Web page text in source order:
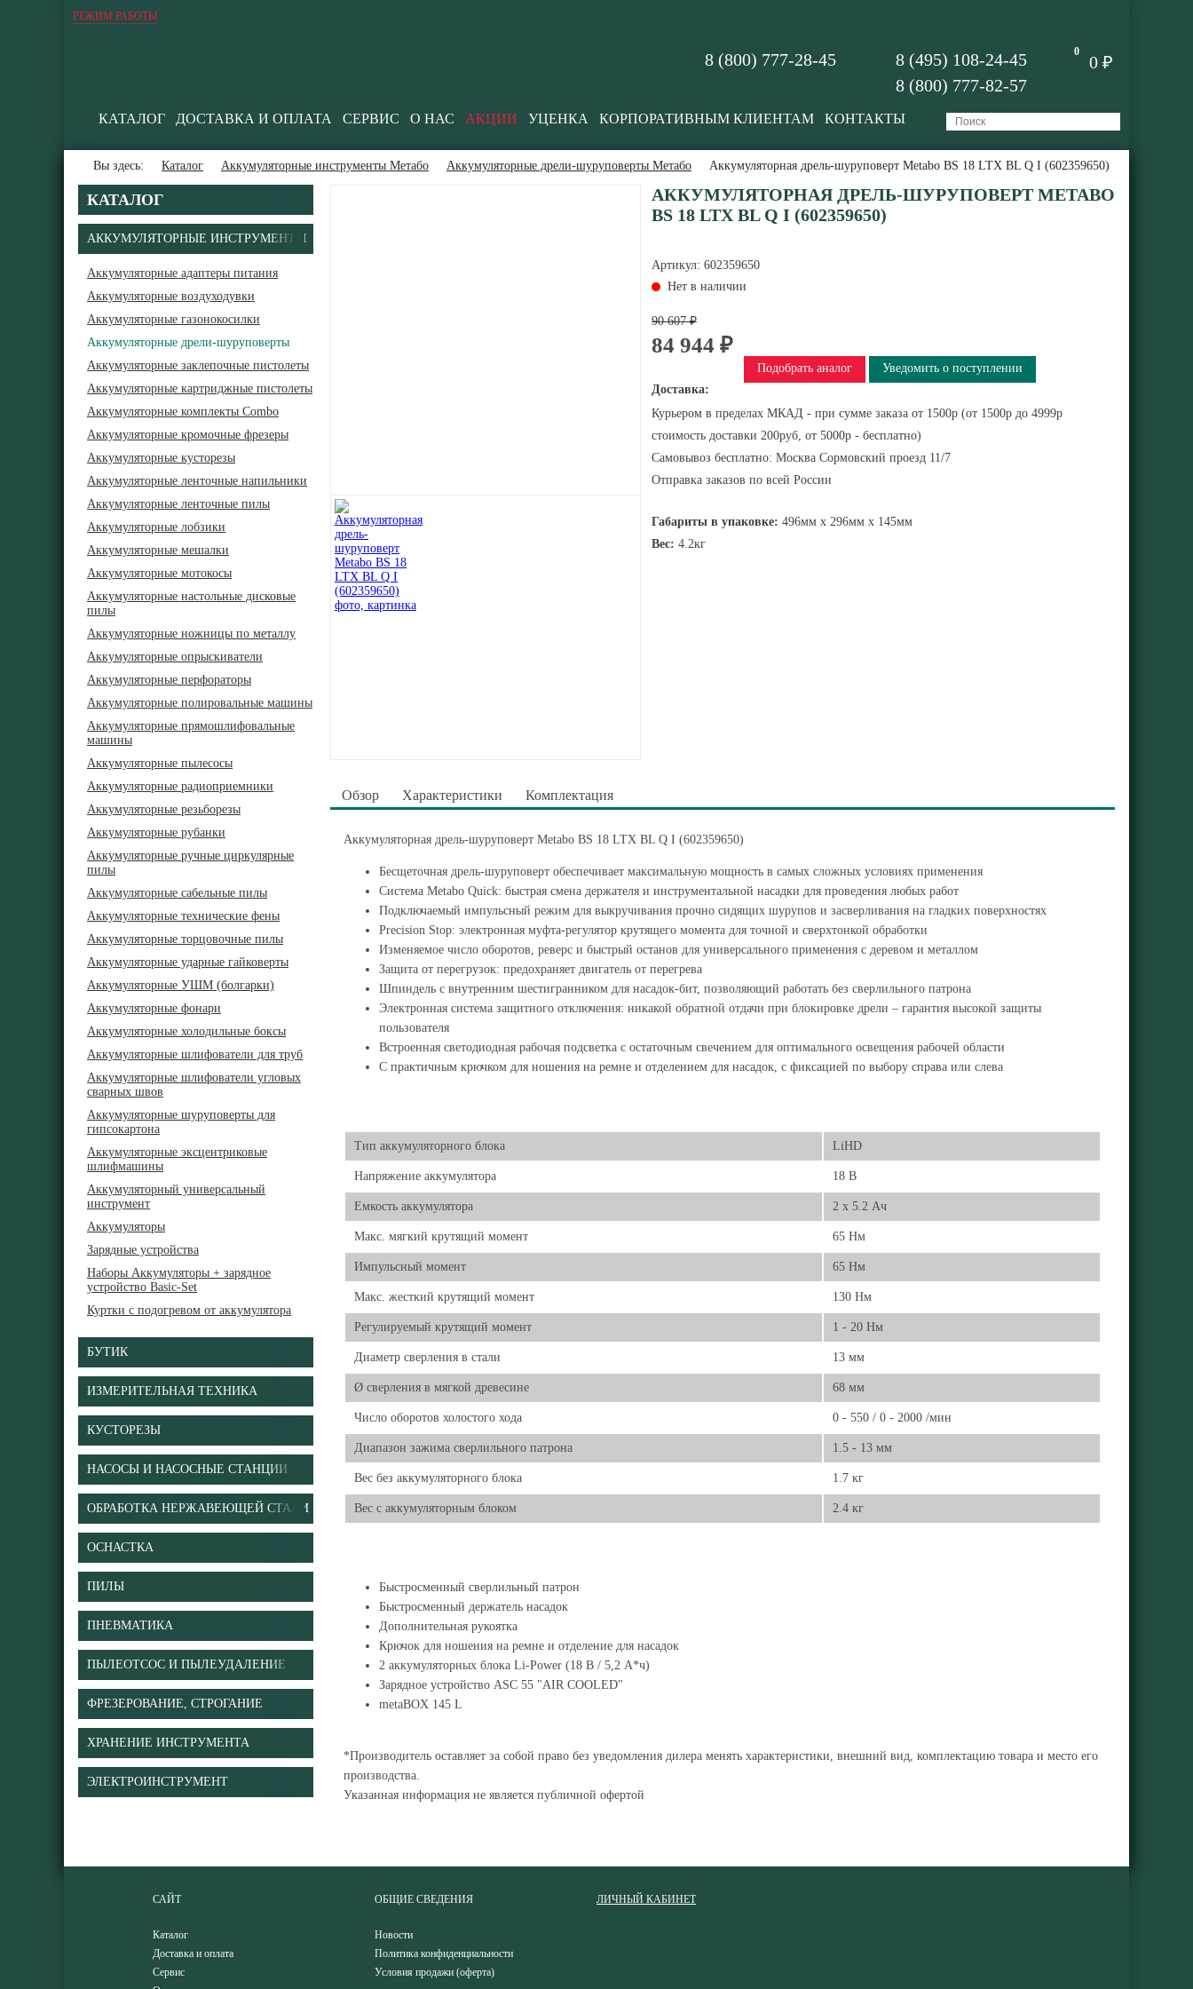
РЕЖИМ РАБОТЫ
0
0 ₽
8 (495) 108-24-45
8 (800) 777-82-57
8 (800) 777-28-45
КАТАЛОГ ДОСТАВКА И ОПЛАТА СЕРВИС О НАС АКЦИИ УЦЕНКА КОРПОРАТИВНЫМ КЛИЕНТАМ КОНТАКТЫ
Вы здесь: Каталог Аккумуляторные инструменты Метабо Аккумуляторные дрели-шуруповерты Метабо Аккумуляторная дрель-шуруповерт Metabo BS 18 LTX BL Q I (602359650)
КАТАЛОГ
АККУМУЛЯТОРНЫЕ ИНСТРУМЕНТЫ
Аккумуляторные адаптеры питания
Аккумуляторные воздуходувки
Аккумуляторные газонокосилки
Аккумуляторные дрели-шуруповерты
Аккумуляторные заклепочные пистолеты
Аккумуляторные картриджные пистолеты
Аккумуляторные комплекты Combo
Аккумуляторные кромочные фрезеры
Аккумуляторные кусторезы
Аккумуляторные ленточные напильники
Аккумуляторные ленточные пилы
Аккумуляторные лобзики
Аккумуляторные мешалки
Аккумуляторные мотокосы
Аккумуляторные настольные дисковые
пилы
Аккумуляторные ножницы по металлу
Аккумуляторные опрыскиватели
Аккумуляторные перфораторы
Аккумуляторные полировальные машины
Аккумуляторные прямошлифовальные
машины
Аккумуляторные пылесосы
Аккумуляторные радиоприемники
Аккумуляторные резьборезы
Аккумуляторные рубанки
Аккумуляторные ручные циркулярные
пилы
Аккумуляторные сабельные пилы
Аккумуляторные технические фены
Аккумуляторные торцовочные пилы
Аккумуляторные ударные гайковерты
Аккумуляторные УШМ (болгарки)
Аккумуляторные фонари
Аккумуляторные холодильные боксы
Аккумуляторные шлифователи для труб
Аккумуляторные шлифователи угловых
сварных швов
Аккумуляторные шуруповерты для
гипсокартона
Аккумуляторные эксцентриковые
шлифмашины
Аккумуляторный универсальный
инструмент
Аккумуляторы
Зарядные устройства
Наборы Аккумуляторы + зарядное
устройство Basic-Set
Куртки с подогревом от аккумулятора
БУТИК
ИЗМЕРИТЕЛЬНАЯ ТЕХНИКА
КУСТОРЕЗЫ
НАСОСЫ И НАСОСНЫЕ СТАНЦИИ
ОБРАБОТКА НЕРЖАВЕЮЩЕЙ СТАЛИ
ОСНАСТКА
ПИЛЫ
ПНЕВМАТИКА
ПЫЛЕОТСОС И ПЫЛЕУДАЛЕНИЕ
ФРЕЗЕРОВАНИЕ, СТРОГАНИЕ
ХРАНЕНИЕ ИНСТРУМЕНТА
ЭЛЕКТРОИНСТРУМЕНТ
АККУМУЛЯТОРНАЯ ДРЕЛЬ-ШУРУПОВЕРТ METABO
BS 18 LTX BL Q I (602359650)
Артикул: 602359650
Нет в наличии
90 607 ₽
84 944 ₽
Подобрать аналог
Уведомить о поступлении
Доставка:
Курьером в пределах МКАД - при сумме заказа от 1500р (от 1500р до 4999р
стоимость доставки 200руб, от 5000р - бесплатно)
Самовывоз бесплатно: Москва Сормовский проезд 11/7
Отправка заказов по всей России
Габариты в упаковке: 496мм x 296мм x 145мм
Вес: 4.2кг
Обзор Характеристики Комплектация
Аккумуляторная дрель-шуруповерт Metabo BS 18 LTX BL Q I (602359650)
Бесщеточная дрель-шуруповерт обеспечивает максимальную мощность в самых сложных условиях применения
Система Metabo Quick: быстрая смена держателя и инструментальной насадки для проведения любых работ
Подключаемый импульсный режим для выкручивания прочно сидящих шурупов и засверливания на гладких поверхностях
Precision Stop: электронная муфта-регулятор крутящего момента для точной и сверхтонкой обработки
Изменяемое число оборотов, реверс и быстрый останов для универсального применения с деревом и металлом
Защита от перегрузок: предохраняет двигатель от перегрева
Шпиндель с внутренним шестигранником для насадок-бит, позволяющий работать без сверлильного патрона
Электронная система защитного отключения: никакой обратной отдачи при блокировке дрели – гарантия высокой защиты
пользователя
Встроенная светодиодная рабочая подсветка с остаточным свечением для оптимального освещения рабочей области
С практичным крючком для ношения на ремне и отделением для насадок, с фиксацией по выбору справа или слева
Тип аккумуляторного блока LiHD
Напряжение аккумулятора 18 В
Емкость аккумулятора 2 x 5.2 Ач
Макс. мягкий крутящий момент 65 Нм
Импульсный момент 65 Нм
Макс. жесткий крутящий момент 130 Нм
Регулируемый крутящий момент 1 - 20 Нм
Диаметр сверления в стали 13 мм
Ø сверления в мягкой древесине 68 мм
Число оборотов холостого хода 0 - 550 / 0 - 2000 /мин
Диапазон зажима сверлильного патрона 1.5 - 13 мм
Вес без аккумуляторного блока 1.7 кг
Вес с аккумуляторным блоком 2.4 кг
Быстросменный сверлильный патрон
Быстросменный держатель насадок
Дополнительная рукоятка
Крючок для ношения на ремне и отделение для насадок
2 аккумуляторных блока Li-Power (18 В / 5,2 А*ч)
Зарядное устройство ASC 55 "AIR COOLED"
metaBOX 145 L
*Производитель оставляет за собой право без уведомления дилера менять характеристики, внешний вид, комплектацию товара и место его
производства.
Указанная информация не является публичной офертой
САЙТ
Каталог
Доставка и оплата
Сервис
ОБЩИЕ СВЕДЕНИЯ
Новости
Политика конфиденциальности
Условия продажи (оферта)
ЛИЧНЫЙ КАБИНЕТ